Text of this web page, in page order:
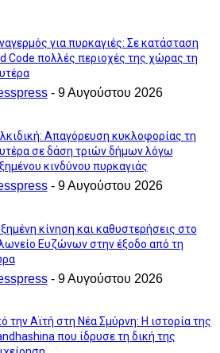
για πυρκαγιές: Σε κατάσταση
Code πολλές περιοχές της χώρας τη
- 9 Αυγούστου 2026
Απαγόρευση κυκλοφορίας τη
σε δάση τριών δήμων λόγω
κινδύνου πυρκαγιάς
- 9 Αυγούστου 2026
κίνηση και καθυστερήσεις στο
Ευζώνων στην έξοδο από τη
- 9 Αυγούστου 2026
την Αϊτή στη Νέα Σμύρνη: Η ιστορία της
που ίδρυσε τη δική της